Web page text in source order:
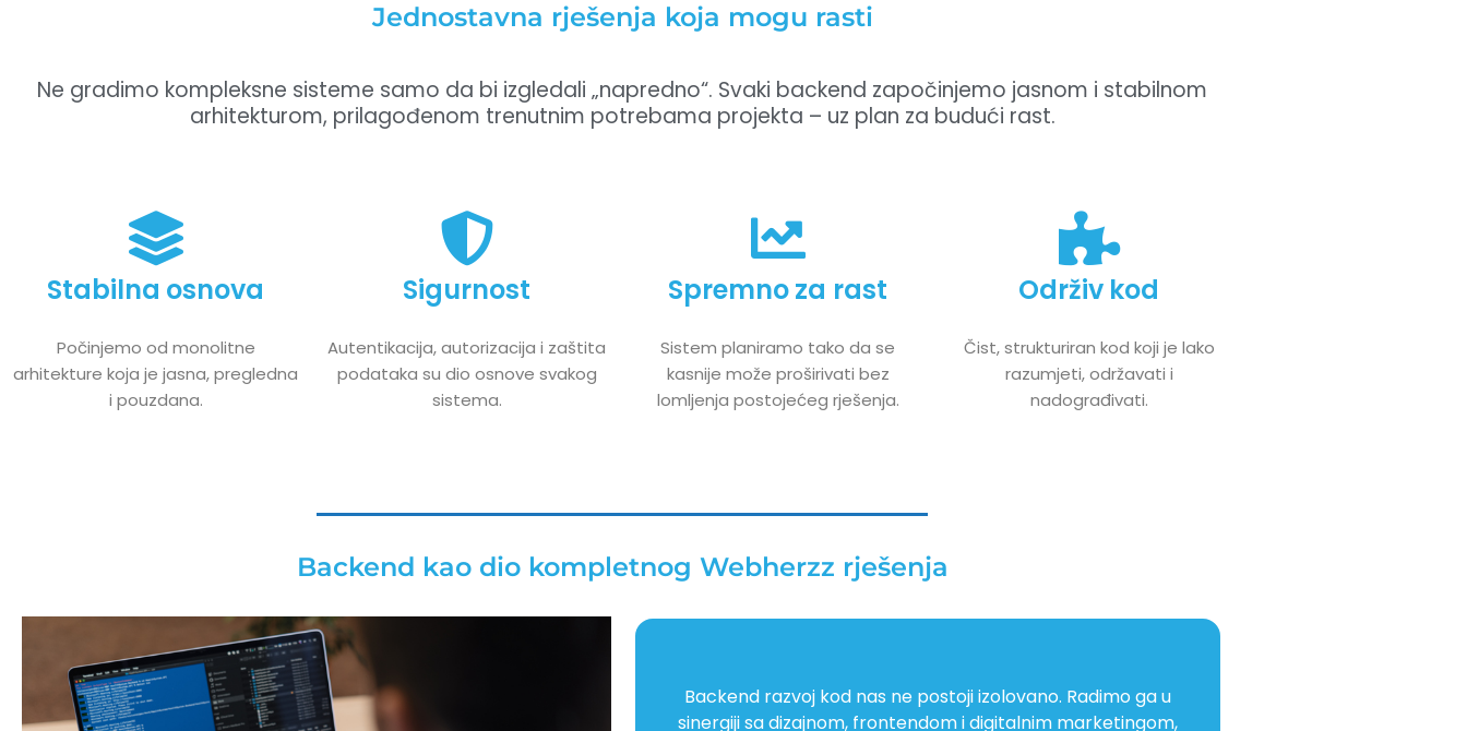
Jednostavna rješenja koja mogu rasti
Ne gradimo kompleksne sisteme samo da bi izgledali „napredno“. Svaki backend započinjemo jasnom i stabilnom
arhitekturom, prilagođenom trenutnim potrebama projekta – uz plan za budući rast.
Stabilna osnova
Počinjemo od monolitne
arhitekture koja je jasna, pregledna
i pouzdana.
Sigurnost
Autentikacija, autorizacija i zaštita
podataka su dio osnove svakog
sistema.
Spremno za rast
Sistem planiramo tako da se
kasnije može proširivati bez
lomljenja postojećeg rješenja.
Održiv kod
Čist, strukturiran kod koji je lako
razumjeti, održavati i
nadograđivati.
Backend kao dio kompletnog Webherzz rješenja
Backend razvoj kod nas ne postoji izolovano. Radimo ga u
sinergiji sa dizajnom, frontendom i digitalnim marketingom,